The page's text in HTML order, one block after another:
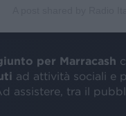
per Marracash
ad attività sociali e
assistere, tra il